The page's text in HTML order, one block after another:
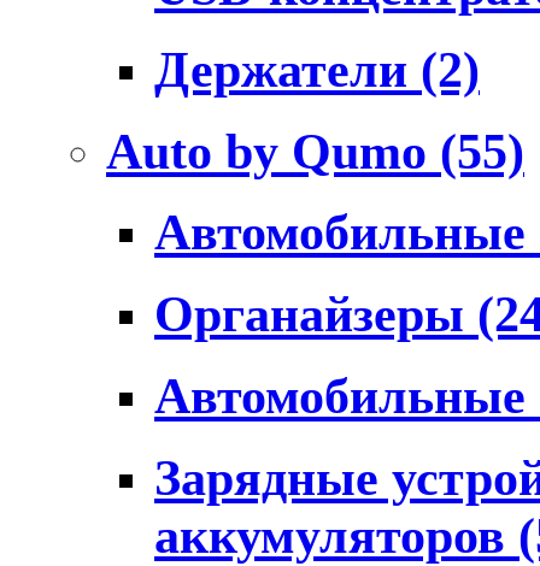
Держатели (2)
Auto by Qumo (55)
Органайзеры
Зарядные
аккумуляторов